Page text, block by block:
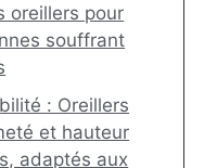
oreillers pour
souffrant
: Oreillers
et hauteur
adaptés aux